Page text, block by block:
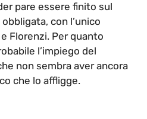
pare essere finito sul
con l’unico
Florenzi. Per quanto
l’impiego del
non sembra aver ancora
che lo affligge.